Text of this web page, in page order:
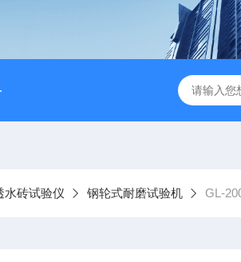
混凝土塌落度试验仪 钢结构防火涂料
水砖试验仪 钢轮式耐磨试验机 GL-